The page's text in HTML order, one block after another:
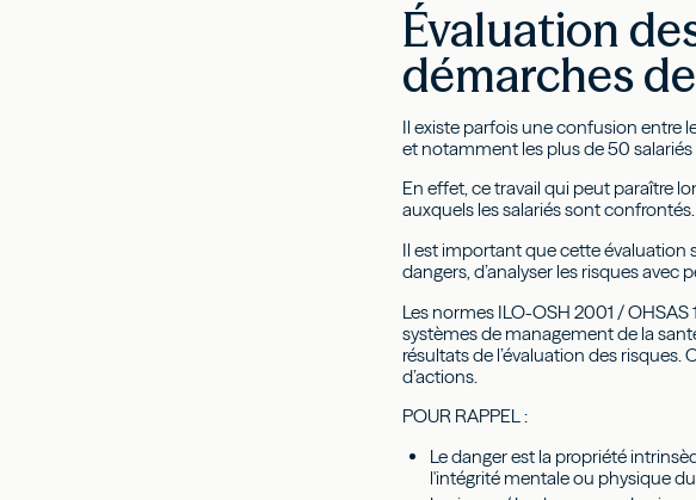
Évaluation
démarches
Il existe parfois une confusion entre
et notamment les plus de 50
En effet, ce travail qui peut paraître
auxquels les salariés sont confrontés.
Il est important que cette évaluation
dangers, d’analyser les risques
Les normes ILO-OSH 2001 / OHSAS
systèmes de management de la
résultats de l’évaluation des
d’actions.
POUR RAPPEL :
Le danger est la propriété
l'intégrité mentale ou physique du